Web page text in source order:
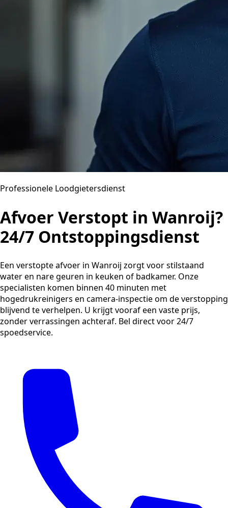
Professionele Loodgietersdienst
Afvoer Verstopt in Wanroij?
24/7 Ontstoppingsdienst
Een verstopte afvoer in Wanroij zorgt voor stilstaand
water en nare geuren in keuken of badkamer. Onze
specialisten komen binnen 40 minuten met
hogedrukreinigers en camera-inspectie om de verstopping
blijvend te verhelpen. U krijgt vooraf een vaste prijs,
zonder verrassingen achteraf. Bel direct voor 24/7
spoedservice.